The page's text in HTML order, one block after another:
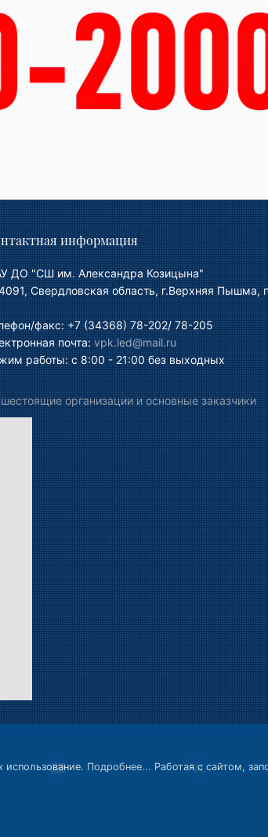
информация
ДО "СШ им. Александра Козицына"
Свердловская область, г.Верхняя Пышма,
факс: +7 (34368) 78-202/ 78-205
почта: vpk.led@mail.ru
работы: с 8:00 - 21:00 без выходных
организации и основные заказчики
Подробнее... Работая с сайтом,